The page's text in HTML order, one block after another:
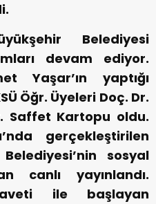
Belediyesi
devam ediyor.
Yaşar’ın yaptığı
Öğr. Üyeleri Doç. Dr.
Saffet Kartopu oldu.
gerçekleştirilen
sosyal
canlı yayınlandı.
ile başlayan